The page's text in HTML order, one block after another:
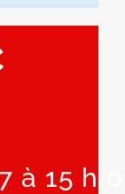
à 15 h